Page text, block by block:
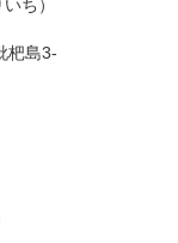
ち）
杷島3-